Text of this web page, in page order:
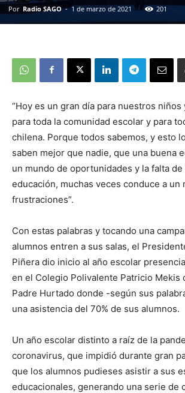
Por Radio SAGO - 1 de marzo de 2021 201
“Hoy es un gran día para nuestros niños
para toda la comunidad escolar y para
chilena. Porque todos sabemos, y esto
saben mejor que nadie, que una buena
un mundo de oportunidades y la falta de
educación, muchas veces conduce a un
frustraciones”.
Con estas palabras y tocando una
alumnos entren a sus salas, el
Piñera dio inicio al año escolar
en el Colegio Polivalente Patricio Mekis
Padre Hurtado donde -según sus
una asistencia del 70% de sus alumnos.
Un año escolar distinto a raíz de la
coronavirus, que impidió durante gran
que los alumnos pudieses asistir a sus
educacionales, generando una serie de